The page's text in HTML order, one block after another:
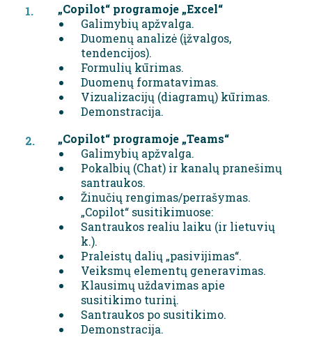
„Copilot“ programoje „Excel“
Galimybių apžvalga.
Duomenų analizė (įžvalgos,
tendencijos).
Formulių kūrimas.
Duomenų formatavimas.
Vizualizacijų (diagramų) kūrimas.
Demonstracija.
„Copilot“ programoje „Teams“
Galimybių apžvalga.
Pokalbių (Chat) ir kanalų pranešimų
santraukos.
Žinučių rengimas/perrašymas.
„Copilot“ susitikimuose:
Santraukos realiu laiku (ir lietuvių
k.).
Praleistų dalių „pasivijimas“.
Veiksmų elementų generavimas.
Klausimų uždavimas apie
susitikimo turinį.
Santraukos po susitikimo.
Demonstracija.